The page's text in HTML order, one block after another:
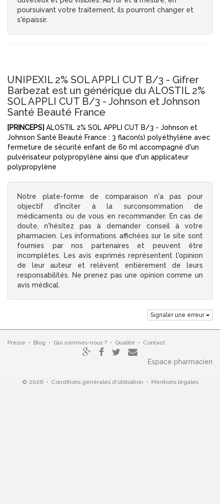
poursuivant votre traitement, ils pourront changer et
s'épaissir.
UNIPEXIL 2% SOL APPLI CUT B/3 - Gifrer
Barbezat est un générique du ALOSTIL 2%
SOL APPLI CUT B/3 - Johnson et Johnson
Santé Beauté France
[PRINCEPS] ALOSTIL 2% SOL APPLI CUT B/3 - Johnson et
Johnson Santé Beauté France : 3 flacon(s) polyéthylène avec
fermeture de sécurité enfant de 60 ml accompagné d'un
pulvérisateur polypropylène ainsi que d'un applicateur
polypropylène
Notre plate-forme de comparaison n'a pas pour
objectif d'inciter à la surconsommation de
médicaments ou de vous en recommander. En cas de
doute, n'hésitez pas à demander conseil à votre
pharmacien. Les informations affichées sur le site sont
fournies par nos partenaires et peuvent être
incomplètes. Les avis exprimés représentent l'opinion
de leur auteur et relèvent entièrement de leurs
responsabilités. Ne prenez pas une opinion comme un
avis médical.
Signaler une erreur
Presse • Blog • Qui sommes-nous ? • Qualité • Contact
Espace pharmacien
© 2026 • Conditions générales d'utilisation • Mentions légales